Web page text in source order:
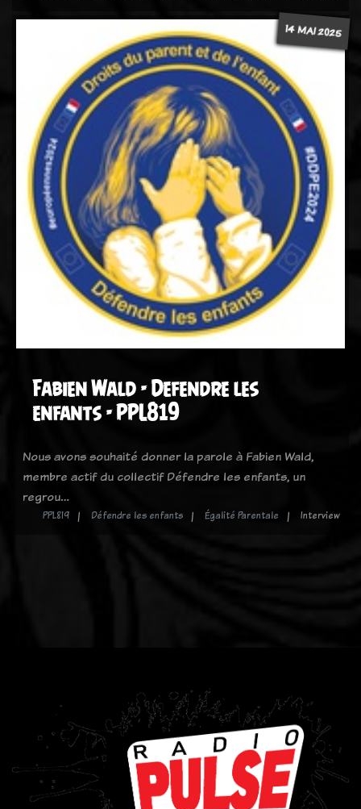
14 MAI 2025
Fabien Wald - Defendre les
enfants - PPL819
Nous avons souhaité donner la parole à Fabien Wald,
membre actif du collectif Défendre les enfants, un
regrou…
PPL819 Défendre les enfants Égalité Parentale Interview